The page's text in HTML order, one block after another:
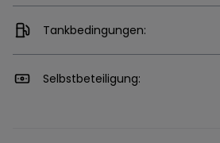
Tankbedingungen:
Selbstbeteiligung: